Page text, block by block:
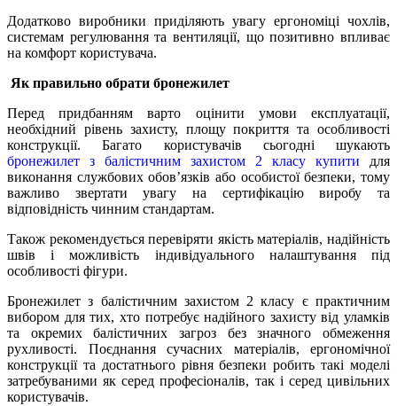
Додатково виробники приділяють увагу ергономіці чохлів,
системам регулювання та вентиляції, що позитивно впливає
на комфорт користувача.
Як правильно обрати бронежилет
Перед придбанням варто оцінити умови експлуатації,
необхідний рівень захисту, площу покриття та особливості
конструкції. Багато користувачів сьогодні шукають
бронежилет з балістичним захистом 2 класу купити для
виконання службових обов’язків або особистої безпеки, тому
важливо звертати увагу на сертифікацію виробу та
відповідність чинним стандартам.
Також рекомендується перевіряти якість матеріалів, надійність
швів і можливість індивідуального налаштування під
особливості фігури.
Бронежилет з балістичним захистом 2 класу є практичним
вибором для тих, хто потребує надійного захисту від уламків
та окремих балістичних загроз без значного обмеження
рухливості. Поєднання сучасних матеріалів, ергономічної
конструкції та достатнього рівня безпеки робить такі моделі
затребуваними як серед професіоналів, так і серед цивільних
користувачів.